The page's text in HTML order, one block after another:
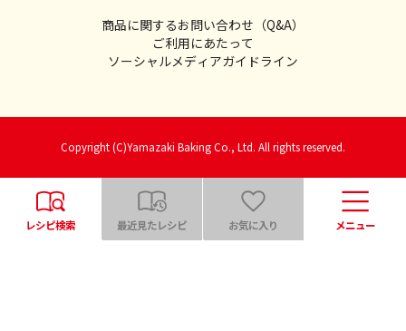
商品に関するお問い合わせ（Q&A）
ご利用にあたって
ソーシャルメディアガイドライン
Copyright (C)Yamazaki Baking Co., Ltd. All rights reserved.
レシピ検索 最近見たレシピ お気に入り メニュー